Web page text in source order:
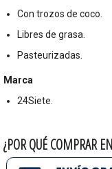
Con trozos de coco.
Libres de grasa.
Pasteurizadas.
Marca
24Siete.
¿POR QUÉ COMPRAR